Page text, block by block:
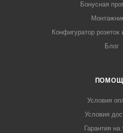
Бонусная
Конфигуратор
Блог
Условия
Условия
Гарантия на